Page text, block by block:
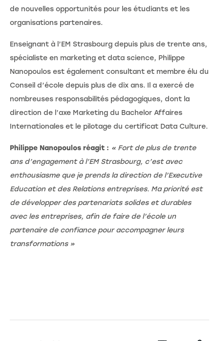
de nouvelles opportunités pour les étudiants et les
organisations partenaires.
Enseignant à l’EM Strasbourg depuis plus de trente ans,
spécialiste en marketing et data science, Philippe
Nanopoulos est également consultant et membre élu du
Conseil d’école depuis plus de dix ans. Il a exercé de
nombreuses responsabilités pédagogiques, dont la
direction de l’axe Marketing du Bachelor Affaires
Internationales et le pilotage du certificat Data Culture.
Philippe Nanopoulos réagit : « Fort de plus de trente
ans d’engagement à l’EM Strasbourg, c’est avec
enthousiasme que je prends la direction de l’Executive
Education et des Relations entreprises. Ma priorité est
de développer des partenariats solides et durables
avec les entreprises, afin de faire de l’école un
partenaire de confiance pour accompagner leurs
transformations »